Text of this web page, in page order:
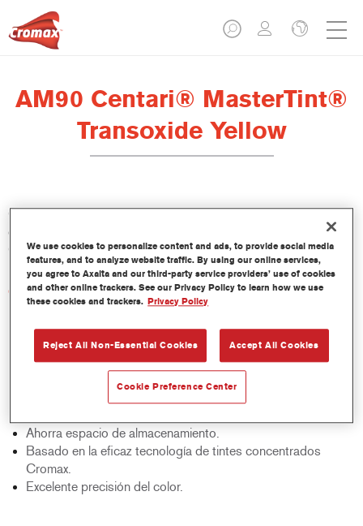
AM90 Centari® MasterTint®
Transoxide Yellow
Centari Mastertint es un tinte concentrado de base disolvente
que forma parte de las gamas de acabado y bases bicapa
Centari.
Características del producto
Sistema de pintado de base disolvente, único por su
versatilidad y facilidad de uso.
Una sola máquina de mezcla proporciona todas las
calidades de base disolvente: medios y altos sólidos,
acabados y bases bicapa.
Ahorra espacio de almacenamiento.
Basado en la eficaz tecnología de tintes concentrados
Cromax.
Excelente precisión del color.
We use cookies to personalize content and ads, to provide social media
features, and to analyze website traffic. By using our online services,
you agree to Axalta and our third-party service providers’ use of cookies
and other online trackers. See our Privacy Policy to learn how we use
these cookies and trackers. Privacy Policy
Reject All Non-Essential Cookies Accept All Cookies
Cookie Preference Center